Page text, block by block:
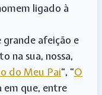
ligado à
afeição e
na sua, nossa,
do Meu Pai“, “O
em que, entre